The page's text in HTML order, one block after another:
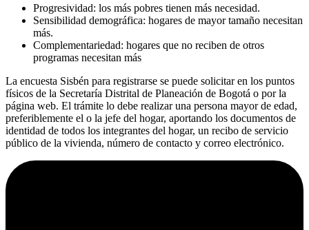
Progresividad: los más pobres tienen más necesidad.
Sensibilidad demográfica: hogares de mayor tamaño necesitan
más.
Complementariedad: hogares que no reciben de otros
programas necesitan más
La encuesta Sisbén para registrarse se puede solicitar en los puntos
físicos de la Secretaría Distrital de Planeación de Bogotá o por la
página web. El trámite lo debe realizar una persona mayor de edad,
preferiblemente el o la jefe del hogar, aportando los documentos de
identidad de todos los integrantes del hogar, un recibo de servicio
público de la vivienda, número de contacto y correo electrónico.